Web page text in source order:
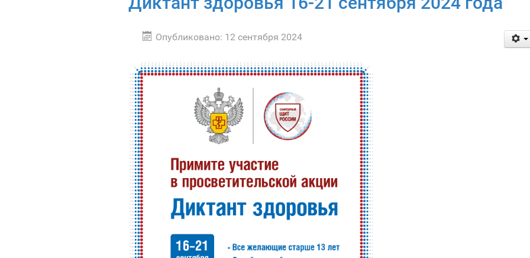
Опубликовано: 12 сентября 2024